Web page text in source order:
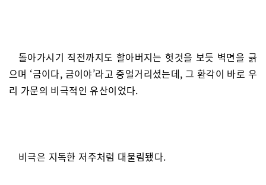
돌아가시기 직전까지도 할아버지는 헛것을 보듯 벽면을 긁
으며 ‘금이다, 금이야’라고 중얼거리셨는데, 그 환각이 바로 우
리 가문의 비극적인 유산이었다.
비극은 지독한 저주처럼 대물림됐다.